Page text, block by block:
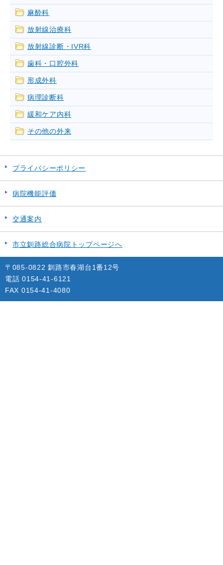
麻酔科
放射線治療科
放射線診断・IVR科
歯科・口腔外科
形成外科
病理診断科
緩和ケア内科
その他の外来
プライバシーポリシー
病院機能評価
交通案内
市立釧路総合病院トップページへ
〒085-0822 釧路市春湖台1番12号
電話 0154-41-6121
FAX 0154-41-4080